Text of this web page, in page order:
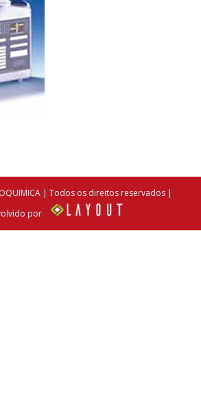
| Todos os direitos reservados |
por